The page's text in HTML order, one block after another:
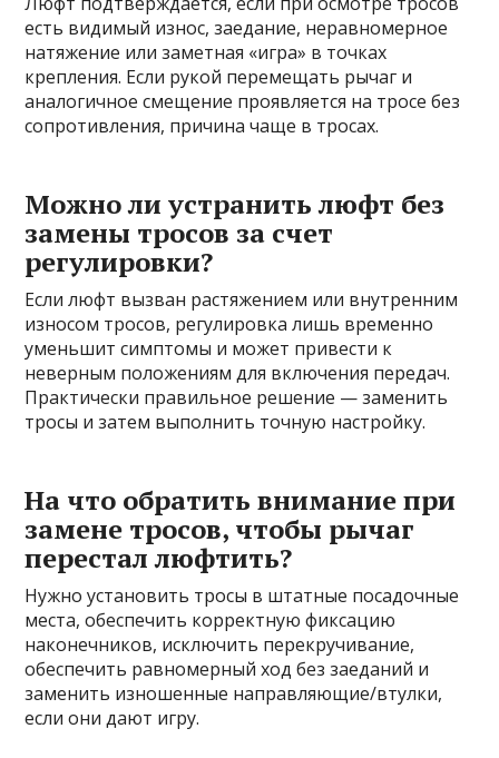
есть видимый износ, заедание, неравномерное
натяжение или заметная «игра» в точках
крепления. Если рукой перемещать рычаг и
аналогичное смещение проявляется на тросе без
сопротивления, причина чаще в тросах.
Можно ли устранить люфт без
замены тросов за счет
регулировки?
Если люфт вызван растяжением или внутренним
износом тросов, регулировка лишь временно
уменьшит симптомы и может привести к
неверным положениям для включения передач.
Практически правильное решение — заменить
тросы и затем выполнить точную настройку.
На что обратить внимание при
замене тросов, чтобы рычаг
перестал люфтить?
Нужно установить тросы в штатные посадочные
места, обеспечить корректную фиксацию
наконечников, исключить перекручивание,
обеспечить равномерный ход без заеданий и
заменить изношенные направляющие/втулки,
если они дают игру.